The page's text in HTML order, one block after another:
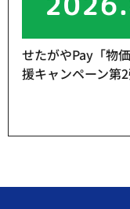
せたがやPay「物
援キャンペーン第